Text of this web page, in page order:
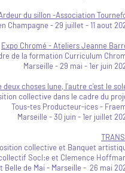
du sillon -Association
Champagne - 29 juillet - 11 aout
Expo Chromé - Ateliers Jeanne
de la formation Curriculum
Marseille - 29 mai - 1er juin
deux choses lune, l'autre c'est le
collective dans le cadre du
Tous-tes Producteur-ices -
Marseille - 30 juin - 1er juillet
collective et Banquet
Socl:e et Clemence
Belle de Mai - Marseille - 26 mai